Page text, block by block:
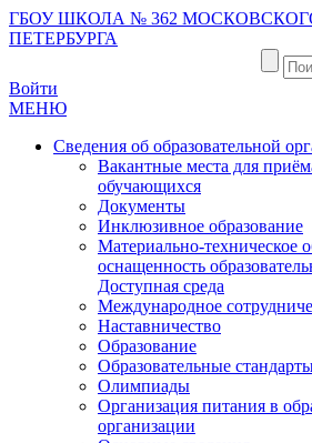
ГБОУ ШКОЛА № 362
ПЕТЕРБУРГА
Войти
МЕНЮ
Сведения об образовательной
Вакантные места для
обучающихся
Документы
Инклюзивное образование
Материально-техническое
оснащенность
Доступная среда
Международное
Наставничество
Образование
Образовательные
Олимпиады
Организация питания в
организации